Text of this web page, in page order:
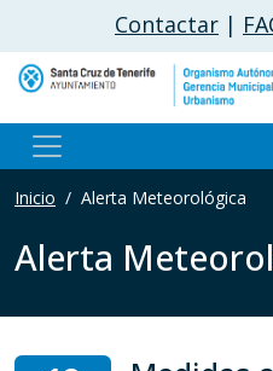
Pasar al contenido
Contactar |
Inicio Alerta Meteorológica
Alerta